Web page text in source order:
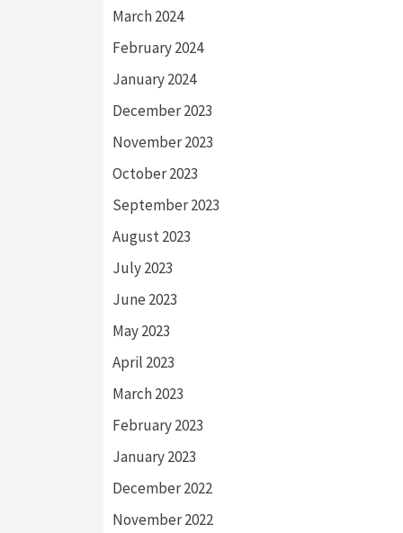
March 2024
February 2024
January 2024
December 2023
November 2023
October 2023
September 2023
August 2023
July 2023
June 2023
May 2023
April 2023
March 2023
February 2023
January 2023
December 2022
November 2022